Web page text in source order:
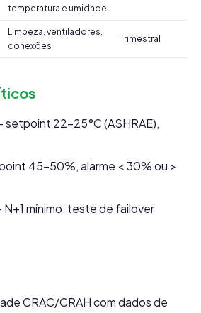
temperatura e umidade
Limpeza, ventiladores,
conexões
Trimestral
setpoint 22-25°C (ASHRAE),
45-50%, alarme < 30% ou >
N+1 mínimo, teste de failover
CRAC/CRAH com dados de